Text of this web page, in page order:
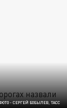
- СЕРГЕЙ БОБЫЛЕВ, ТАСС